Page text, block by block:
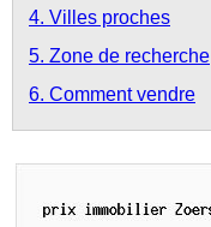
4. Villes proches
5. Zone de recherche
6. Comment vendre